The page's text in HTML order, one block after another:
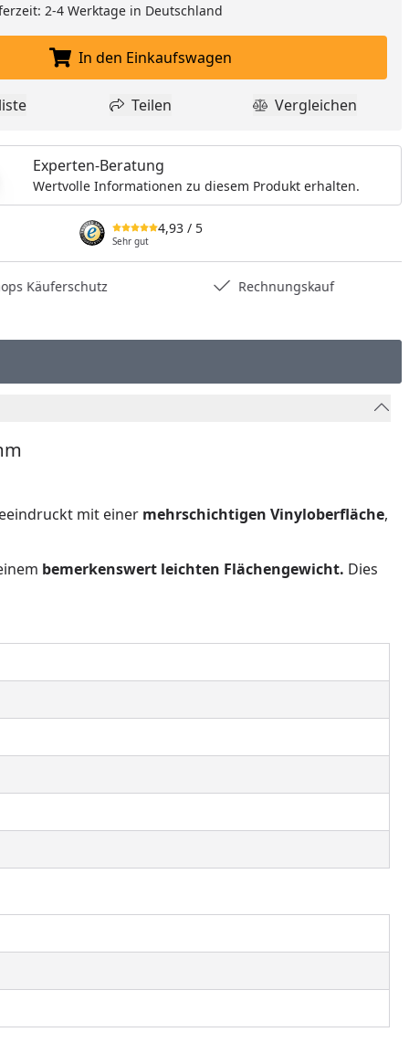
2-4 Werktage in Deutschland
In den Einkaufswagen legen
In den Einkaufswagen
zur Wunschliste hinzufügen
Teilen
Teilen Produkt
Vergleichen
Experten-Beratung
Wertvolle Informationen zu diesem Produkt erhalten.
4,93 / 5
Sehr gut
Käuferschutz Rechnungskauf
mit einer mehrschichtigen Vinyloberfläche,
bemerkenswert leichten Flächengewicht. Dies